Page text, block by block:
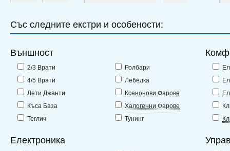
Със следните екстри и особености:
Външност
2/3 Врати
4/5 Врати
Лети Джанти
Къса База
Теглич
Ролбари
Лебедка
Ксенонови Фарове
Халогенни Фарове
Тунинг
Електроника